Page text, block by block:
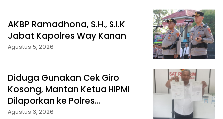
AKBP Ramadhona, S.H., S.I.K
Jabat Kapolres Way Kanan
Agustus 5, 2026
Diduga Gunakan Cek Giro
Kosong, Mantan Ketua HIPMI
Dilaporkan ke Polres
Prabumulih
Agustus 3, 2026